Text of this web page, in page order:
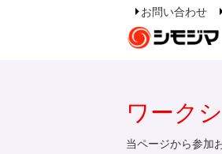
お問い合わせ
ワーク
当ページから参加